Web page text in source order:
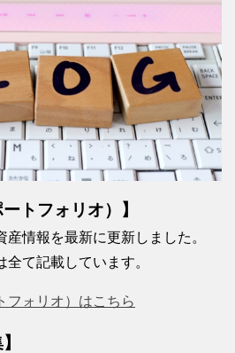
トフォリオ）】
情報を最新に更新しました。
て記載しています。
ォリオ）はこちら